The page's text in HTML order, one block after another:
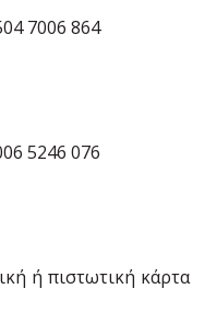
7006 864
5246 076
ή πιστωτική κάρτα